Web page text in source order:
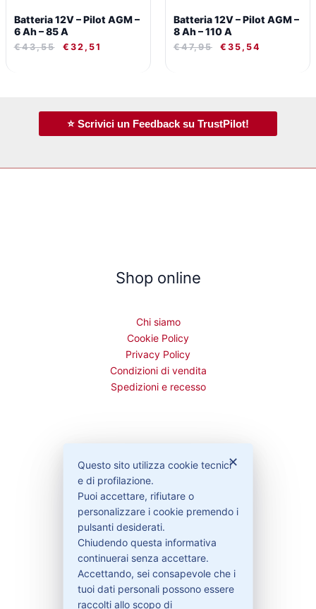
Batteria 12V – Pilot AGM –
6 Ah – 85 A
€43,55 € 32,51
Batteria 12V – Pilot AGM –
8 Ah – 110 A
€47,95 € 35,54
⭐ Scrivici un Feedback su TrustPilot!
Shop online
Chi siamo
Cookie Policy
Privacy Policy
Condizioni di vendita
Spedizioni e recesso
Contattaci
Garanzie
Contatti
✕
Questo sito utilizza cookie tecnici
e di profilazione.
Puoi accettare, rifiutare o
personalizzare i cookie premendo i
pulsanti desiderati.
Chiudendo questa informativa
continuerai senza accettare.
Accettando, sei consapevole che i
tuoi dati personali possono essere
raccolti allo scopo di